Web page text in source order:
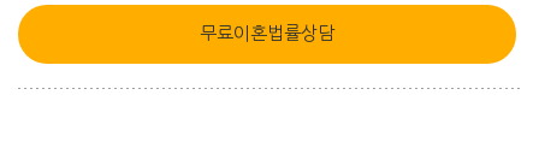
무료이혼법률상담